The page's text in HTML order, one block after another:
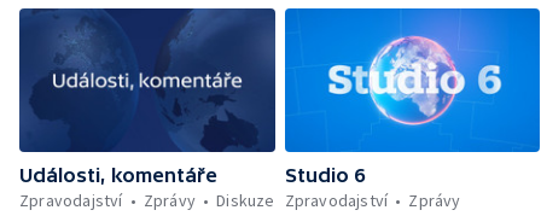
Události, komentáře
Zpravodajství
Zprávy Diskuze
Studio 6
Zpravodajství
Zprávy